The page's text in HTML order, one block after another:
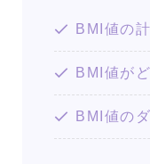
BMI値の
BMI値が
BMI値の